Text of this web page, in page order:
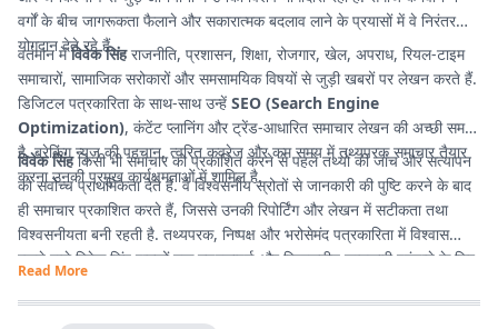
वर्गों के बीच जागरूकता फैलाने और सकारात्मक बदलाव लाने के प्रयासों में वे निरंतर
योगदान देते रहे हैं.
वर्तमान मेंविवेक सिंहराजनीति, प्रशासन, शिक्षा, रोजगार, खेल, अपराध, रियल-टाइम
समाचारों, सामाजिक सरोकारों और समसामयिक विषयों से जुड़ी खबरों पर लेखन करते हैं.
डिजिटल पत्रकारिता के साथ-साथ उन्हें SEO (Search Engine
Optimization), कंटेंट प्लानिंग और ट्रेंड-आधारित समाचार लेखन की अच्छी समझ
है. ब्रेकिंग न्यूज की पहचान, त्वरित कवरेज और कम समय में तथ्यपरक समाचार तैयार
करना उनकी प्रमुख कार्यक्षमताओं में शामिल है.
विवेक सिंहकिसी भी समाचार को प्रकाशित करने से पहले तथ्यों की जांच और सत्यापन
को सर्वोच्च प्राथमिकता देते हैं. वे विश्वसनीय स्रोतों से जानकारी की पुष्टि करने के बाद
ही समाचार प्रकाशित करते हैं, जिससे उनकी रिपोर्टिंग और लेखन में सटीकता तथा
विश्वसनीयता बनी रहती है. तथ्यपरक, निष्पक्ष और भरोसेमंद पत्रकारिता में विश्वास
रखने वाले विवेक सिंह पाठकों तक गुणवत्तापूर्ण और विश्वसनीय जानकारी पहुंचाने के लिए
प्रतिबद्ध हैं.
Read More